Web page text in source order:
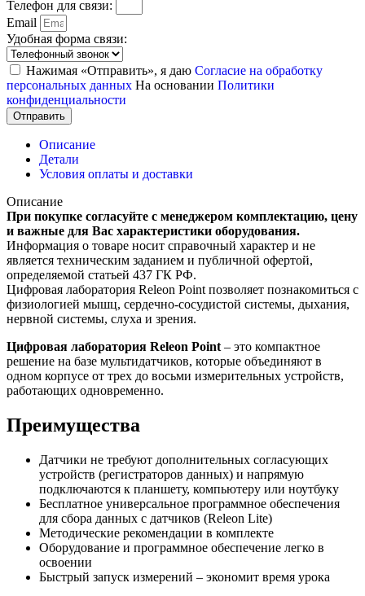
Телефон для связи:
Email
Удобная форма связи:
Нажимая «Отправить», я даю Согласие на обработку
персональных данных На основании Политики
конфиденциальности
Отправить
Описание
Детали
Условия оплаты и доставки
Описание
При покупке согласуйте с менеджером комплектацию, цену
и важные для Вас характеристики оборудования.
Информация о товаре носит справочный характер и не
является техническим заданием и публичной офертой,
определяемой статьей 437 ГК РФ.
Цифровая лаборатория Releon Point позволяет познакомиться с
физиологией мышц, сердечно-сосудистой системы, дыхания,
нервной системы, слуха и зрения.
Цифровая лаборатория Releon Point – это компактное
решение на базе мультидатчиков, которые объединяют в
одном корпусе от трех до восьми измерительных устройств,
работающих одновременно.
Преимущества
Датчики не требуют дополнительных согласующих
устройств (регистраторов данных) и напрямую
подключаются к планшету, компьютеру или ноутбуку
Бесплатное универсальное программное обеспечения
для сбора данных с датчиков (Releon Lite)
Методические рекомендации в комплекте
Оборудование и программное обеспечение легко в
освоении
Быстрый запуск измерений – экономит время урока